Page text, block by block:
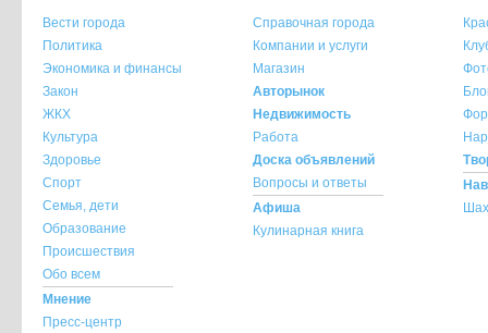
опубликованного материала!
При копировании материала с сайта
ссылка на источник обязательна.
При использовании материала с сайта
указание источника и автора материала
По всем вопросам обращайтесь на
Вести города
Политика
Экономика и финансы
Закон
ЖКХ
Культура
Здоровье
Спорт
Семья, дети
Образование
Происшествия
Обо всем
Мнение
Пресс-центр
Справочная города
Компании и услуги
Магазин
Авторынок
Недвижимость
Работа
Доска объявлений
Вопросы и ответы
Афиша
Кулинарная книга